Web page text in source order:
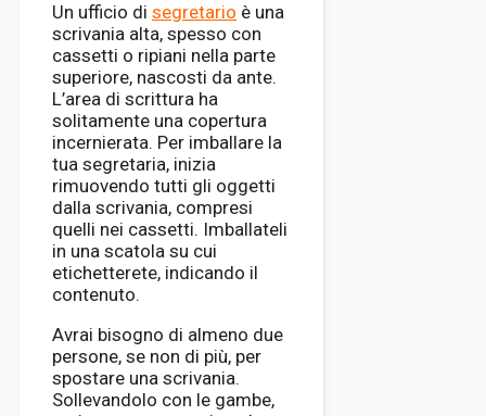
Un ufficio di segretario è una
scrivania alta, spesso con
cassetti o ripiani nella parte
superiore, nascosti da ante.
L’area di scrittura ha
solitamente una copertura
incernierata. Per imballare la
tua segretaria, inizia
rimuovendo tutti gli oggetti
dalla scrivania, compresi
quelli nei cassetti. Imballateli
in una scatola su cui
etichetterete, indicando il
contenuto.
Avrai bisogno di almeno due
persone, se non di più, per
spostare una scrivania.
Sollevandolo con le gambe,